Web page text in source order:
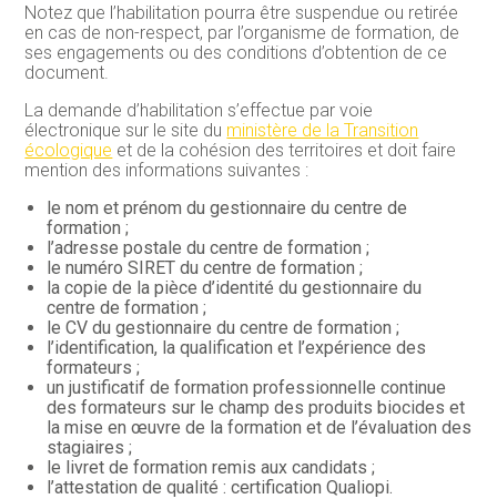
Notez que l’habilitation pourra être suspendue ou retirée
en cas de non-respect, par l’organisme de formation, de
ses engagements ou des conditions d’obtention de ce
document.
La demande d’habilitation s’effectue par voie
électronique sur le site du ministère de la Transition
écologique et de la cohésion des territoires et doit faire
mention des informations suivantes :
le nom et prénom du gestionnaire du centre de
formation ;
l’adresse postale du centre de formation ;
le numéro SIRET du centre de formation ;
la copie de la pièce d’identité du gestionnaire du
centre de formation ;
le CV du gestionnaire du centre de formation ;
l’identification, la qualification et l’expérience des
formateurs ;
un justificatif de formation professionnelle continue
des formateurs sur le champ des produits biocides et
la mise en œuvre de la formation et de l’évaluation des
stagiaires ;
le livret de formation remis aux candidats ;
l’attestation de qualité : certification Qualiopi.